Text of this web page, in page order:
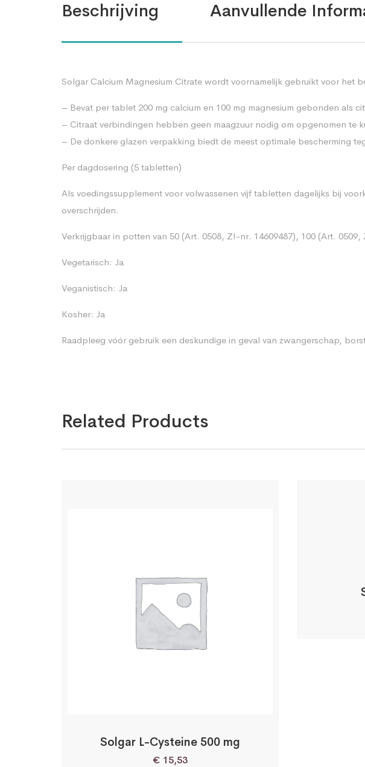
Beschrijving Aanvullende
Solgar Calcium Magnesium Citrate wordt voornamelijk gebruikt voor het
– Bevat per tablet 200 mg calcium en 100 mg magnesium gebonden als
– Citraat verbindingen hebben geen maagzuur nodig om opgenomen te
– De donkere glazen verpakking biedt de meest optimale bescherming
Per dagdosering (5 tabletten)
Als voedingssupplement voor volwassenen vijf tabletten dagelijks bij
overschrijden.
Verkrijgbaar in potten van 50 (Art. 0508, ZI-nr. 14609487), 100 (Art.
Vegetarisch: Ja
Veganistisch: Ja
Kosher: Ja
Raadpleeg vóór gebruik een deskundige in geval van zwangerschap,
Related Products
Solgar L-Cysteine 500 mg
€ 15,53